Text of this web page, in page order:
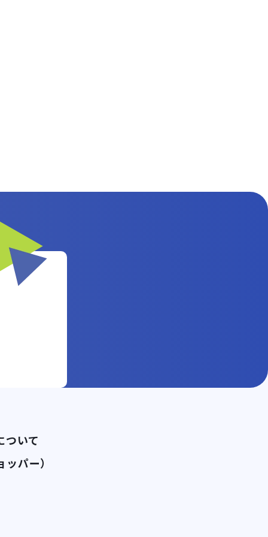
ついて
パー）